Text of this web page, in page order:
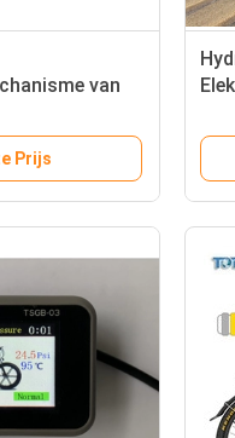
van
Fietsautoped
Prijs
die